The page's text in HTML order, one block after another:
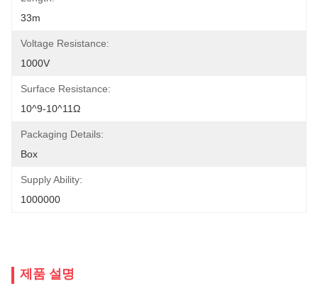
33m
Voltage Resistance:
1000V
Surface Resistance:
10^9-10^11Ω
Packaging Details:
Box
Supply Ability:
1000000
제품 설명